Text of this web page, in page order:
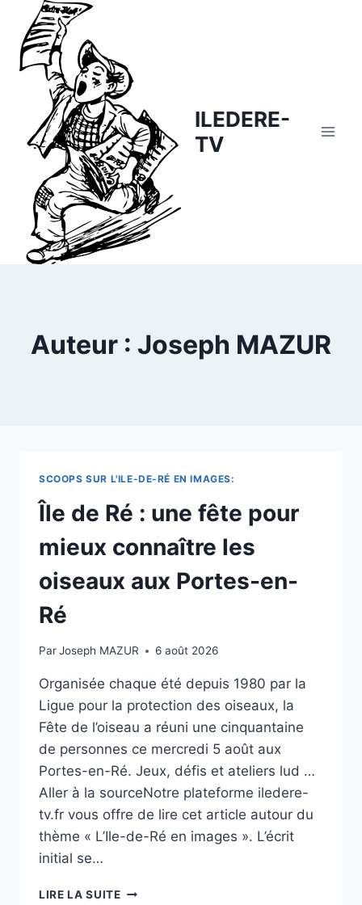
content
ILEDERE-
TV
Auteur : Joseph MAZUR
SCOOPS SUR L'ILE-DE-RÉ EN IMAGES:
Île de Ré : une fête pour
mieux connaître les
oiseaux aux Portes-en-
Ré
ParJoseph MAZUR 6 août 2026
Organisée chaque été depuis 1980 par la
Ligue pour la protection des oiseaux, la
Fête de l’oiseau a réuni une cinquantaine
de personnes ce mercredi 5 août aux
Portes-en-Ré. Jeux, défis et ateliers lud …
Aller à la sourceNotre plateforme iledere-
tv.fr vous offre de lire cet article autour du
thème « L’Ile-de-Ré en images ». L’écrit
initial se…
LIRE LA SUITEÎLE